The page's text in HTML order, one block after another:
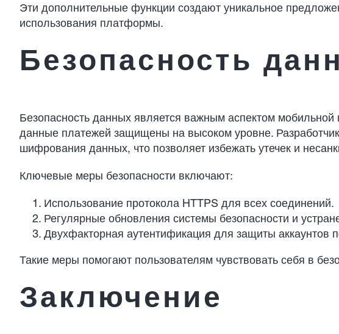
Эти дополнительные функции создают уникальное
использования платформы.
Безопасность
Безопасность данных является важным аспектом
данные платежей защищены на высоком уровне.
шифрования данных, что позволяет избежать утечек и
Ключевые меры безопасности включают:
Использование протокола HTTPS для всех соединений.
Регулярные обновления системы безопасности и
Двухфакторная аутентификация для защиты аккаунтов
Такие меры помогают пользователям чувствовать себя в
Заключение